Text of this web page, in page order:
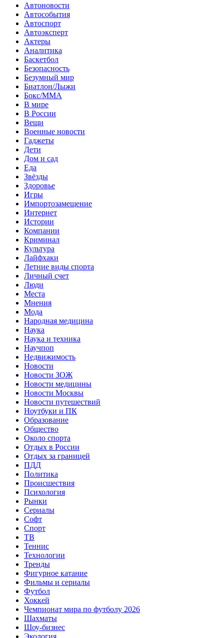
Автоновости
Автособытия
Автоспорт
Автоэксперт
Актеры
Аналитика
Баскетбол
Безопасность
Безумный мир
Биатлон/Лыжи
Бокс/MMA
В мире
В России
Вещи
Военные новости
Гаджеты
Дети
Дом и сад
Еда
Звёзды
Здоровье
Игры
Импортозамещение
Интернет
Истории
Компании
Криминал
Культура
Лайфхаки
Летние виды спорта
Личный счет
Люди
Места
Мнения
Мода
Народная медицина
Наука
Наука и техника
Научпоп
Недвижимость
Новости
Новости ЗОЖ
Новости медицины
Новости Москвы
Новости путешествий
Ноутбуки и ПК
Образование
Общество
Около спорта
Отдых в России
Отдых за границей
ПДД
Политика
Происшествия
Психология
Рынки
Сериалы
Софт
Спорт
ТВ
Теннис
Технологии
Тренды
Фигурное катание
Фильмы и сериалы
Футбол
Хоккей
Чемпионат мира по футболу 2026
Шахматы
Шоу-бизнес
Экология